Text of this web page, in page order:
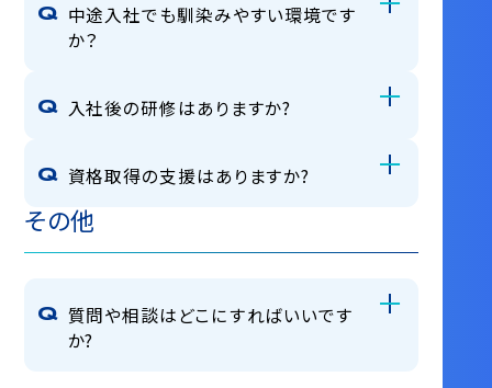
中途入社でも馴染みやすい環境です
か？
入社後の研修はありますか?
資格取得の支援はありますか?
その他
質問や相談はどこにすればいいです
か?